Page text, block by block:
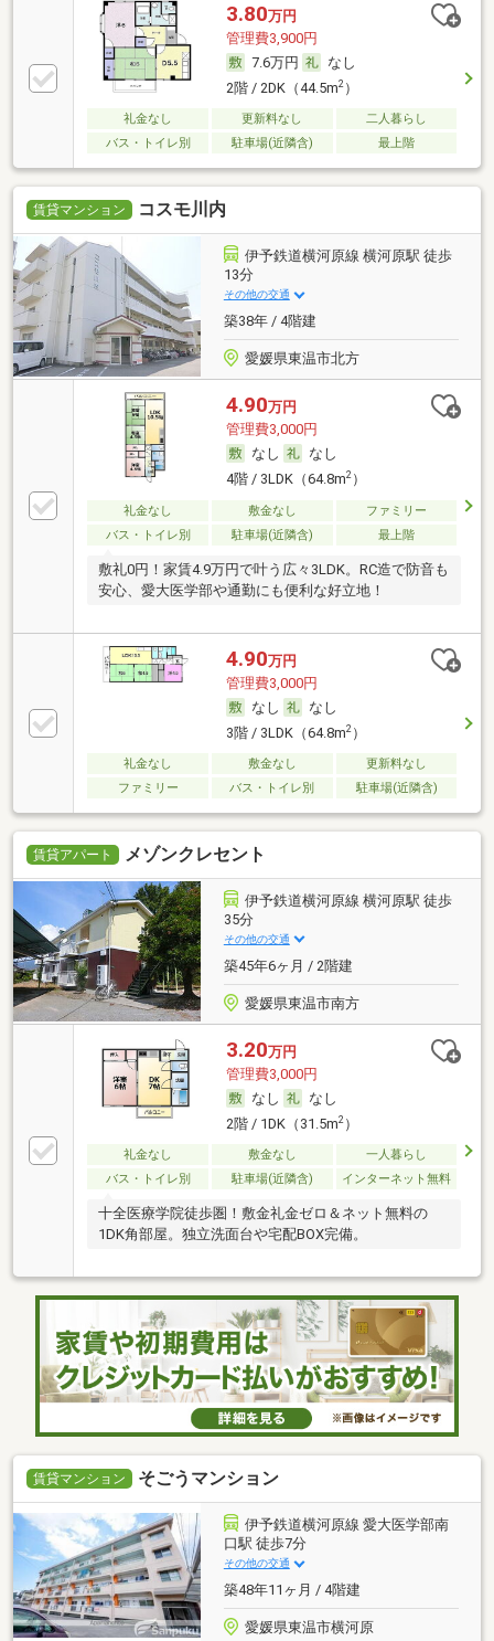
3.80万円
管理費3,900円
7.6万円
なし
2階 / 2DK（44.5m2）
礼金なし 更新料なし
二人暮らし
バス・トイレ別
駐車場(近隣含) 最上階
賃貸マンション コスモ川内
伊予鉄道横河原線 横河原駅 徒歩
13分
その他の交通
築38年 / 4階建
愛媛県東温市北方
4.90万円
管理費3,000円
なし
なし
4階 / 3LDK（64.8m2）
礼金なし 敷金なし
ファミリー
バス・トイレ別
駐車場(近隣含) 最上階
敷礼0円！家賃4.9万円で叶う広々3LDK。RC造で防音も
安心、愛大医学部や通勤にも便利な好立地！
4.90万円
管理費3,000円
なし
なし
3階 / 3LDK（64.8m2）
礼金なし 敷金なし
更新料なし
ファミリー
バス・トイレ別 駐車場(近隣含)
賃貸アパート メゾンクレセント
伊予鉄道横河原線 横河原駅 徒歩
35分
その他の交通
築45年6ヶ月 / 2階建
愛媛県東温市南方
3.20万円
管理費3,000円
なし
なし
2階 / 1DK（31.5m2）
礼金なし 敷金なし
一人暮らし
バス・トイレ別
駐車場(近隣含) インターネット無料
十全医療学院徒歩圏！敷金礼金ゼロ＆ネット無料の
1DK角部屋。独立洗面台や宅配BOX完備。
賃貸マンション そごうマンション
伊予鉄道横河原線 愛大医学部南
口駅 徒歩7分
その他の交通
築48年11ヶ月 / 4階建
愛媛県東温市横河原